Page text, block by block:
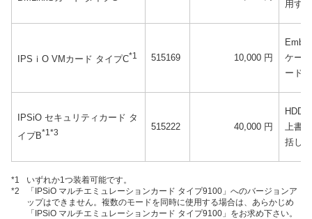
用す
IPSｉO VMカード タイプC*1 515169 10,000 円
ケー
ード。
IPSiO セキュリティカード タ
イプB*1*3
515222 40,000 円
HDD
上書
括し
*1
いずれか1つ装着可能です。
*2
「IPSiO マルチエミュレーションカード タイプ9100」へのバージョンア
ップはできません。複数のモードを同時に使用する場合は、あらかじめ
「IPSiO マルチエミュレーションカード タイプ9100」をお求め下さい。